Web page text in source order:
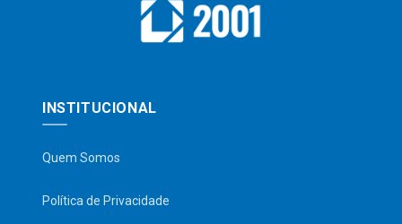
INSTITUCIONAL
Quem Somos
Política de Privacidade